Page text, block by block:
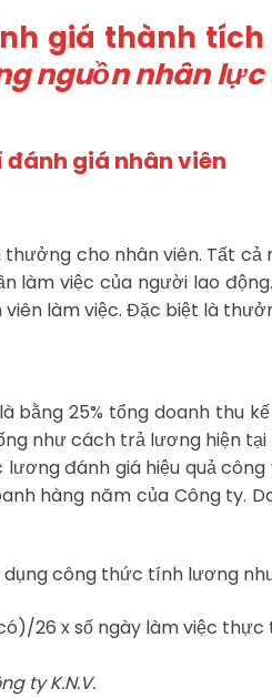
giá thành
nguồn nhân
đánh giá nhân viên
cho nhân viên. Tất cả
làm việc của người lao
làm việc. Đặc biệt là
bằng 25% tổng doanh thu
như cách trả lương hiện
đánh giá hiệu quả
hàng năm của Công ty.
công thức tính lương
26 x số ngày làm việc thực
ty K.N.V.